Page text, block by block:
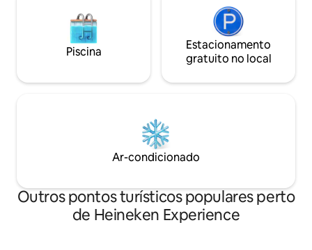
Piscina
Estacionamento
gratuito no local
Ar-condicionado
Outros pontos turísticos populares perto
de Heineken Experience